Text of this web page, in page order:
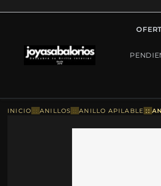
INICIO ::ANILLOS ::ANILLO APILABLE ::